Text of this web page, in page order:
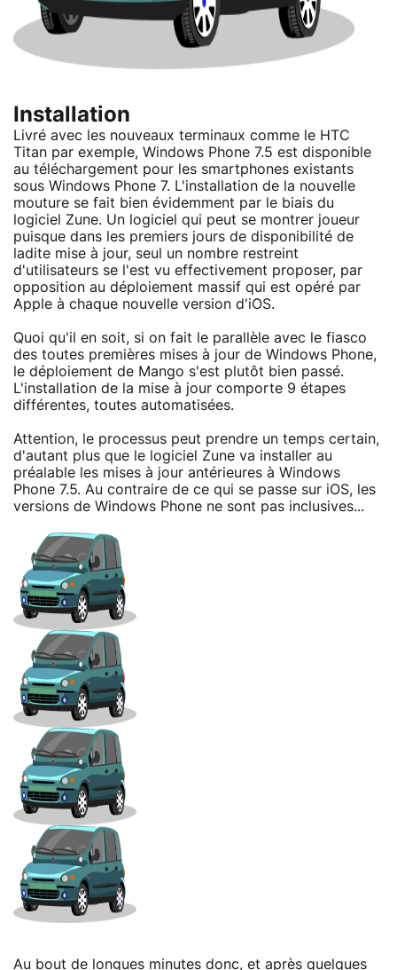
Installation
Livré avec les nouveaux terminaux comme le HTC
Titan par exemple, Windows Phone 7.5 est disponible
au téléchargement pour les smartphones existants
sous Windows Phone 7. L'installation de la nouvelle
mouture se fait bien évidemment par le biais du
logiciel Zune. Un logiciel qui peut se montrer joueur
puisque dans les premiers jours de disponibilité de
ladite mise à jour, seul un nombre restreint
d'utilisateurs se l'est vu effectivement proposer, par
opposition au déploiement massif qui est opéré par
Apple à chaque nouvelle version d'iOS.
Quoi qu'il en soit, si on fait le parallèle avec le fiasco
des toutes premières mises à jour de Windows Phone,
le déploiement de Mango s'est plutôt bien passé.
L'installation de la mise à jour comporte 9 étapes
différentes, toutes automatisées.
Attention, le processus peut prendre un temps certain,
d'autant plus que le logiciel Zune va installer au
préalable les mises à jour antérieures à Windows
Phone 7.5. Au contraire de ce qui se passe sur iOS, les
versions de Windows Phone ne sont pas inclusives...
Au bout de longues minutes donc, et après quelques